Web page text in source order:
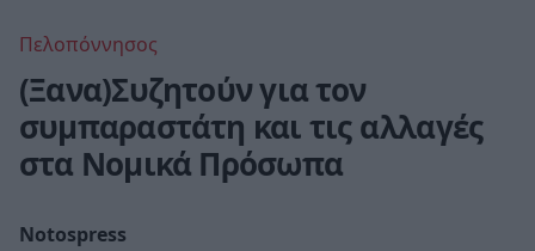
Πελοπόννησος
(Ξανα)Συζητούν για τον
συμπαραστάτη και τις αλλαγές
στα Νομικά Πρόσωπα
Notospress